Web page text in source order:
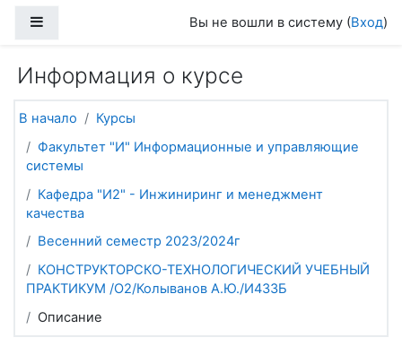
Вы не вошли в систему (Вход)
Информация о курсе
В начало
Курсы
Факультет "И" Информационные и управляющие
системы
Кафедра "И2" - Инжиниринг и менеджмент
качества
Весенний семестр 2023/2024г
КОНСТРУКТОРСКО-ТЕХНОЛОГИЧЕСКИЙ УЧЕБНЫЙ
ПРАКТИКУМ /О2/Колыванов А.Ю./И433Б
Описание